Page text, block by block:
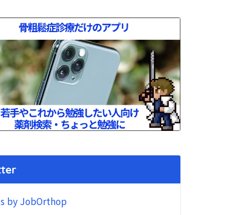
by JobOrthop